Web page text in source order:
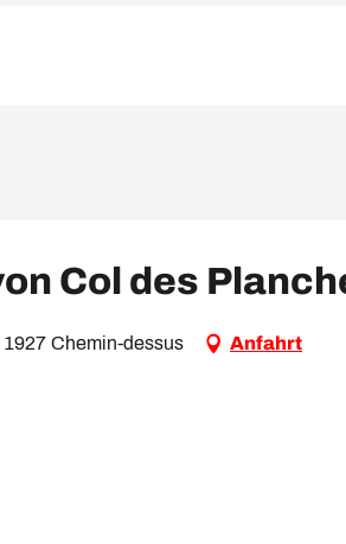
Col des
Chemin-dessus Anfahrt